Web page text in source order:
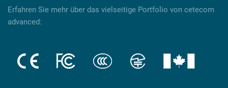
Erfahren Sie mehr über das vielseitige Portfolio von cetecom
advanced: